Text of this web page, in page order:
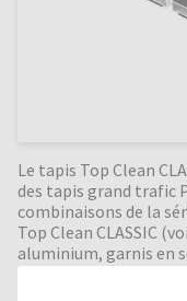
Le tapis Top Clean
des tapis grand trafic
combinaisons de la
Top Clean CLASSIC
aluminium, garnis en
mousse reposent bien